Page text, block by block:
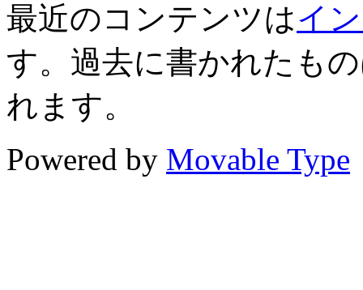
最近のコンテンツはイ
す。過去に書かれたも
れます。
Powered by Movable Type